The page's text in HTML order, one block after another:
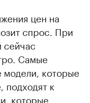
цен на
спрос. При
сейчас
Самые
модели, которые
подходят к
которые